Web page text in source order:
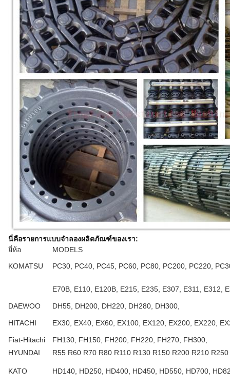
นี่คือรายการแบบจำลองผลิตภัณฑ์ของเรา:
ยี่ห้อ
MODELS
KOMATSU
PC30, PC40, PC45, PC60, PC80, PC200, PC220,
E70B, E110, E120B, E215, E235, E307, E311, E312,
DAEWOO DH55, DH200, DH220, DH280, DH300,
HITACHI EX30, EX40, EX60, EX100, EX120, EX200, EX220,
Fiat-Hitachi
FH130, FH150, FH200, FH220, FH270, FH300,
HYUNDAI
R55 R60 R70 R80 R110 R130 R150 R200 R210
KATO HD140, HD250, HD400, HD450, HD550, HD700,